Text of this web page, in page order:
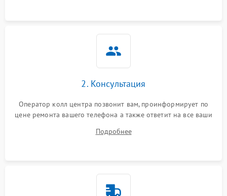
2. Консультация
Оператор колл центра позвонит вам, проинформирует по
цене ремонта вашего телефона а также ответит на все ваши
Подробнее